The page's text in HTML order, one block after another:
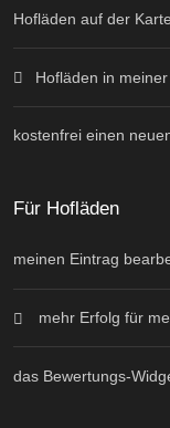
Hofläden auf der
Hofläden in
kostenfrei einen
Für Hofläden
meinen Eintrag
mehr Erfolg für
das Bewertungs-